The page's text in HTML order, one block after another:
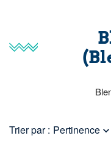
On trouve souvent
sableux, cachés dans
sable, des cavités
Trier par : Pertinence 